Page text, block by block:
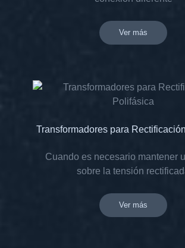
Ver más
Transformadores para
Cuando es necesario mantener
sobre la tensión
Ver más